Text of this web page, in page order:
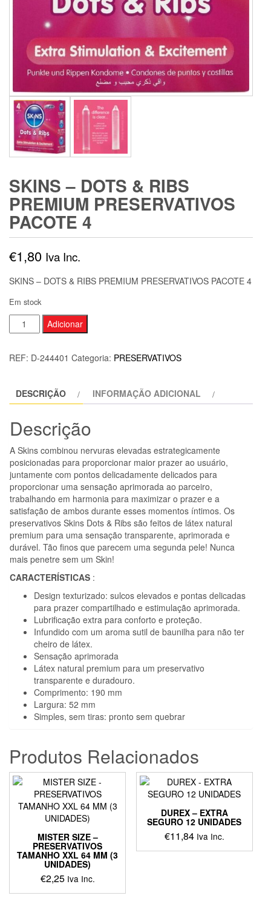
SKINS – DOTS & RIBS
PREMIUM PRESERVATIVOS
PACOTE 4
€1,80 Iva Inc.
SKINS – DOTS & RIBS PREMIUM PRESERVATIVOS PACOTE 4
Em stock
Quantidade
de
PREMIUM
PRESERVATIVOS
PACOTE
4
Adicionar
REF: D-244401 Categoria: PRESERVATIVOS
DESCRIÇÃO INFORMAÇÃO ADICIONAL
Descrição
A Skins combinou nervuras elevadas estrategicamente
posicionadas para proporcionar maior prazer ao usuário,
juntamente com pontos delicadamente delicados para
proporcionar uma sensação aprimorada ao parceiro,
trabalhando em harmonia para maximizar o prazer e a
satisfação de ambos durante esses momentos íntimos. Os
preservativos Skins Dots & Ribs são feitos de látex natural
premium para uma sensação transparente, aprimorada e
durável. Tão finos que parecem uma segunda pele! Nunca
mais penetre sem um Skin!
CARACTERÍSTICAS :
Design texturizado: sulcos elevados e pontas delicadas
para prazer compartilhado e estimulação aprimorada.
Lubrificação extra para conforto e proteção.
Infundido com um aroma sutil de baunilha para não ter
cheiro de látex.
Sensação aprimorada
Látex natural premium para um preservativo
transparente e duradouro.
Comprimento: 190 mm
Largura: 52 mm
Simples, sem tiras: pronto sem quebrar
Produtos Relacionados
MISTER SIZE –
PRESERVATIVOS
TAMANHO XXL 64 MM (3
UNIDADES)
€2,25 Iva Inc.
This
DUREX – EXTRA
SEGURO 12 UNIDADES
€11,84 Iva Inc.